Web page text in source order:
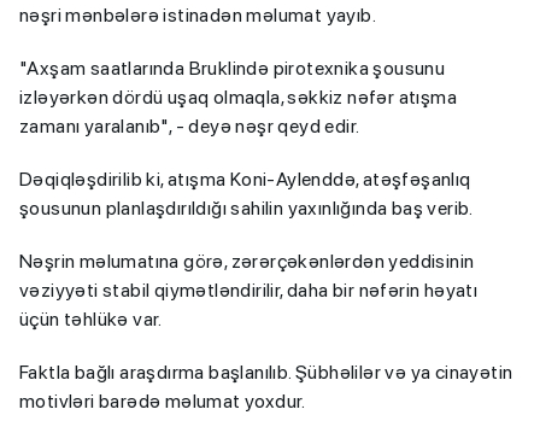
nəşri mənbələrə istinadən məlumat yayıb.
"Axşam saatlarında Bruklində pirotexnika şousunu
izləyərkən dördü uşaq olmaqla, səkkiz nəfər atışma
zamanı yaralanıb", - deyə nəşr qeyd edir.
Dəqiqləşdirilib ki, atışma Koni-Aylenddə, atəşfəşanlıq
şousunun planlaşdırıldığı sahilin yaxınlığında baş verib.
Nəşrin məlumatına görə, zərərçəkənlərdən yeddisinin
vəziyyəti stabil qiymətləndirilir, daha bir nəfərin həyatı
üçün təhlükə var.
Faktla bağlı araşdırma başlanılıb. Şübhəlilər və ya cinayətin
motivləri barədə məlumat yoxdur.